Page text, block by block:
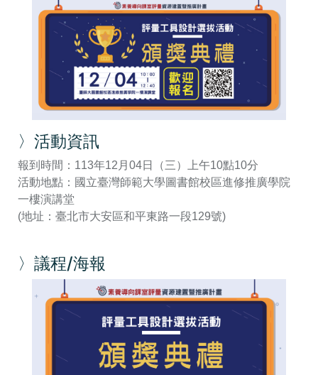
〉活動資訊
報到時間：113年12月04日（三）上午10點10分
活動地點：國立臺灣師範大學圖書館校區進修推廣學院
一樓演講堂
(地址：臺北市大安區和平東路一段129號)
〉議程/海報